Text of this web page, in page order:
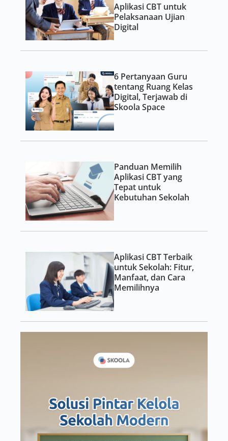
Aplikasi CBT untuk
Pelaksanaan Ujian
Digital
6 Pertanyaan Guru
tentang Ruang Kelas
Digital, Terjawab di
Skoola Space
Panduan Memilih
Aplikasi CBT yang
Tepat untuk
Kebutuhan Sekolah
Aplikasi CBT Terbaik
untuk Sekolah: Fitur,
Manfaat, dan Cara
Memilihnya